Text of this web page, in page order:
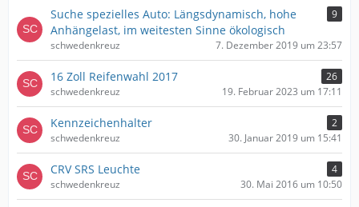
Suche spezielles Auto: Längsdynamisch, hohe
Anhängelast, im weitesten Sinne ökologisch
9
schwedenkreuz 7. Dezember 2019 um 23:57
16 Zoll Reifenwahl 2017
26
schwedenkreuz
19. Februar 2023 um 17:11
Kennzeichenhalter
2
schwedenkreuz
30. Januar 2019 um 15:41
CRV SRS Leuchte
4
schwedenkreuz
30. Mai 2016 um 10:50